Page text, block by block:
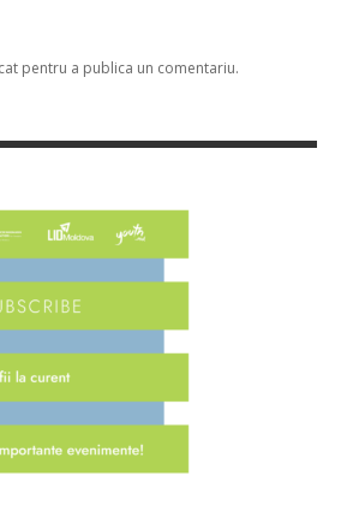
pentru a publica un comentariu.